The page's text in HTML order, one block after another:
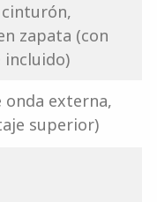
zapata (con
incluido)
onda externa,
superior)